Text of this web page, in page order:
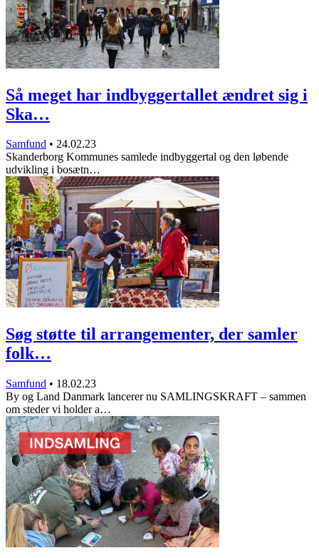
Så meget har indbyggertallet ændret sig i
Ska…
Samfund • 24.02.23
Skanderborg Kommunes samlede indbyggertal og den løbende
udvikling i bosætn…
Søg støtte til arrangementer, der samler
folk…
Samfund • 18.02.23
By og Land Danmark lancerer nu SAMLINGSKRAFT – sammen
om steder vi holder a…